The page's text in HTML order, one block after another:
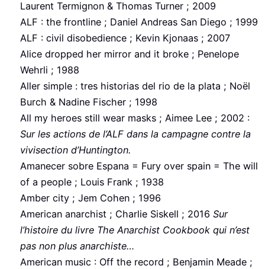
Laurent Termignon & Thomas Turner ; 2009
ALF : the frontline ; Daniel Andreas San Diego ; 1999
ALF : civil disobedience ; Kevin Kjonaas ; 2007
Alice dropped her mirror and it broke ; Penelope
Wehrli ; 1988
Aller simple : tres historias del rio de la plata ; Noël
Burch & Nadine Fischer ; 1998
All my heroes still wear masks ; Aimee Lee ; 2002 :
Sur les actions de l’ALF dans la campagne contre la
vivisection d’Huntington.
Amanecer sobre Espana = Fury over spain = The will
of a people ; Louis Frank ; 1938
Amber city ; Jem Cohen ; 1996
American anarchist ; Charlie Siskell ; 2016 Sur
l’histoire du livre The Anarchist Cookbook qui n’est
pas non plus anarchiste…
American music : Off the record ; Benjamin Meade ;